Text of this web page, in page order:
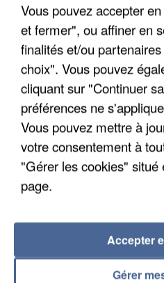
GABRIEL ATTAL ET
VISÉS PAR DES
Vous pouvez accepter
et fermer", ou affiner en
finalités et/ou
choix". Vous pouvez
cliquant sur "Continuer
préférences ne
Vous pouvez mettre à
votre consentement à
"Gérer les cookies" situé
page.
Gérer
Accepter